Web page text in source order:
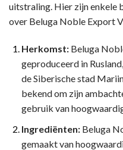
uitstraling. Hier zijn enkele
over Beluga Noble Export
Herkomst:Beluga
geproduceerd in
de Siberische stad
bekend om zijn
gebruik van
Ingrediënten:Beluga
gemaakt van